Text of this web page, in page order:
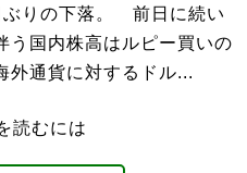
ぶりの下落。 前日に続い
う国内株高はルピー買いの
外通貨に対するドル...
読むには